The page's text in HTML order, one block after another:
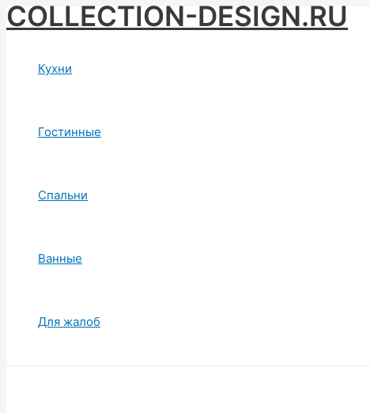
Skip
to
COLLECTION-DESIGN.RU
Кухни
Гостинные
Спальни
Ванные
Для жалоб